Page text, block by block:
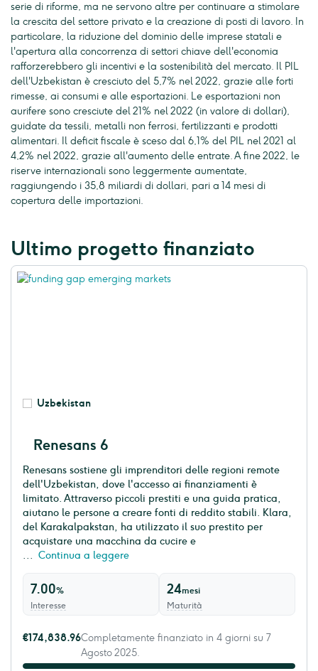
serie di riforme, ma ne servono altre per continuare a stimolare
la crescita del settore privato e la creazione di posti di lavoro. In
particolare, la riduzione del dominio delle imprese statali e
l'apertura alla concorrenza di settori chiave dell'economia
rafforzerebbero gli incentivi e la sostenibilità del mercato. Il PIL
dell'Uzbekistan è cresciuto del 5,7% nel 2022, grazie alle forti
rimesse, ai consumi e alle esportazioni. Le esportazioni non
aurifere sono cresciute del 21% nel 2022 (in valore di dollari),
guidate da tessili, metalli non ferrosi, fertilizzanti e prodotti
alimentari. Il deficit fiscale è sceso dal 6,1% del PIL nel 2021 al
4,2% nel 2022, grazie all'aumento delle entrate. A fine 2022, le
riserve internazionali sono leggermente aumentate,
raggiungendo i 35,8 miliardi di dollari, pari a 14 mesi di
copertura delle importazioni.
Ultimo progetto finanziato
Uzbekistan
Renesans 6
Renesans sostiene gli imprenditori delle regioni remote
dell'Uzbekistan, dove l'accesso ai finanziamenti è
limitato. Attraverso piccoli prestiti e una guida pratica,
aiutano le persone a creare fonti di reddito stabili. Klara,
del Karakalpakstan, ha utilizzato il suo prestito per
acquistare una macchina da cucire e
... Continua a leggere
7.00%
Interesse
24mesi
Maturità
€174,838.96Completamente finanziato in 4 giorni su 7
Agosto 2025.